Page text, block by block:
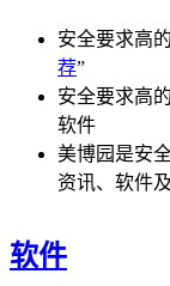
安全要求高
荐”
安全要求高
软件
美博园是安
资讯、软件
软件